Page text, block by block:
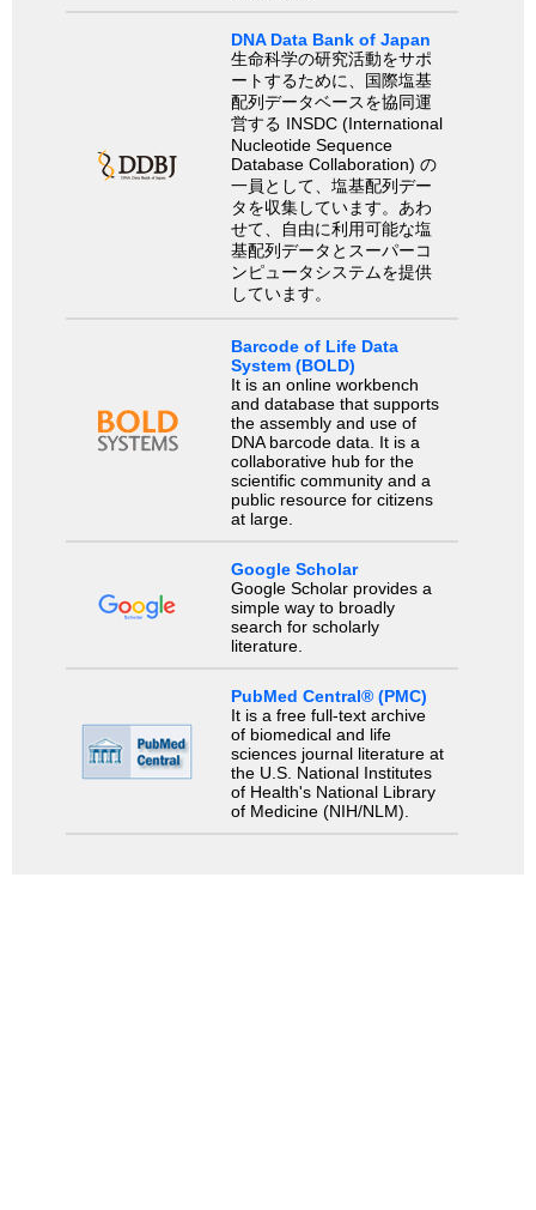
DNA Data Bank of Japan
生命科学の研究活動をサポ
ートするために、国際塩基
配列データベースを協同運
営する INSDC (International
Nucleotide Sequence
Database Collaboration) の
一員として、塩基配列デー
タを収集しています。あわ
せて、自由に利用可能な塩
基配列データとスーパーコ
ンピュータシステムを提供
しています。
Barcode of Life Data
System (BOLD)
It is an online workbench
and database that supports
the assembly and use of
DNA barcode data. It is a
collaborative hub for the
scientific community and a
public resource for citizens
at large.
Google Scholar
Google Scholar provides a
simple way to broadly
search for scholarly
literature.
PubMed Central® (PMC)
It is a free full-text archive
of biomedical and life
sciences journal literature at
the U.S. National Institutes
of Health's National Library
of Medicine (NIH/NLM).